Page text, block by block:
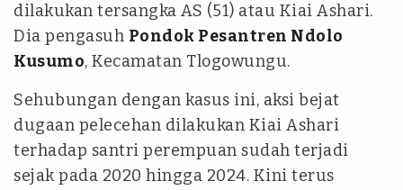
dilakukan tersangka AS (51) atau Kiai Ashari.
Dia pengasuh Pondok Pesantren Ndolo
Kusumo, Kecamatan Tlogowungu.
Sehubungan dengan kasus ini, aksi bejat
dugaan pelecehan dilakukan Kiai Ashari
terhadap santri perempuan sudah terjadi
sejak pada 2020 hingga 2024. Kini terus